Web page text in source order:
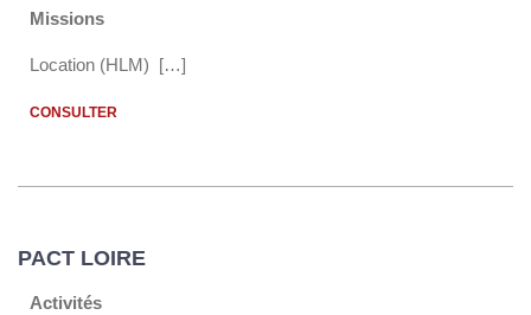
Missions
Location (HLM) […]
CONSULTER
PACT LOIRE
Activités